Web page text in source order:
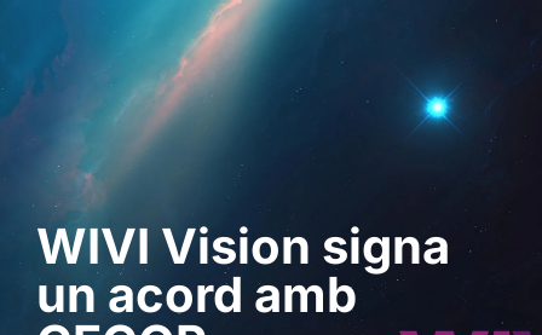
Sol · licita una
demostració
WIVI Vision signa
un acord amb